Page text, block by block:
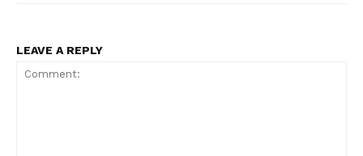
LEAVE A REPLY